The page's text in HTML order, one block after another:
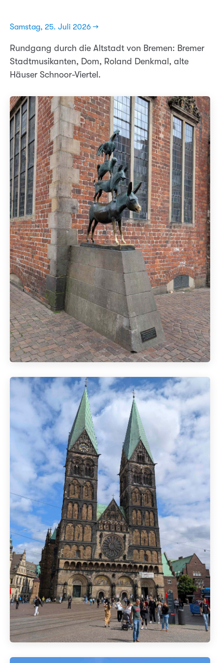
Samstag, 25. Juli 2026 →
Rundgang durch die Altstadt von Bremen: Bremer
Stadtmusikanten, Dom, Roland Denkmal, alte
Häuser Schnoor-Viertel.